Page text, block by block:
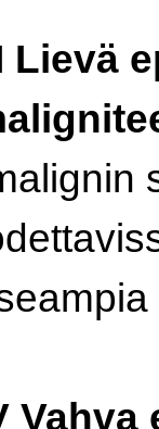
Lievä
Vahva